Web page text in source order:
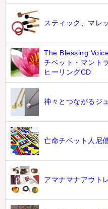
スティック、マレ
The Blessing
チベット・マント
ヒーリングCD
神々とつながるジ
亡命チベット人尼
アマナマナアウト